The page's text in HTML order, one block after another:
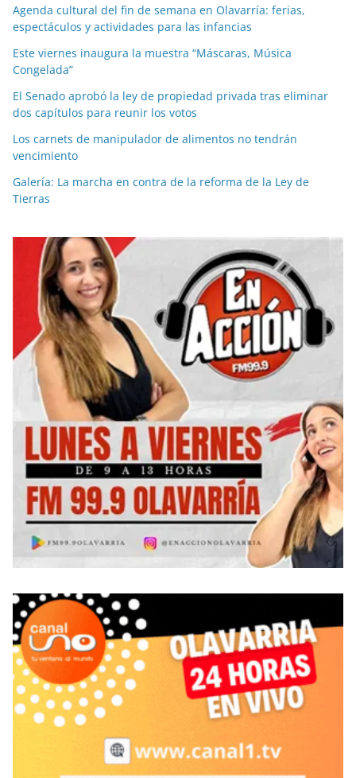
Agenda cultural del fin de semana en Olavarría: ferias,
espectáculos y actividades para las infancias
Este viernes inaugura la muestra “Máscaras, Música
Congelada”
El Senado aprobó la ley de propiedad privada tras eliminar
dos capítulos para reunir los votos
Los carnets de manipulador de alimentos no tendrán
vencimiento
Galería: La marcha en contra de la reforma de la Ley de
Tierras